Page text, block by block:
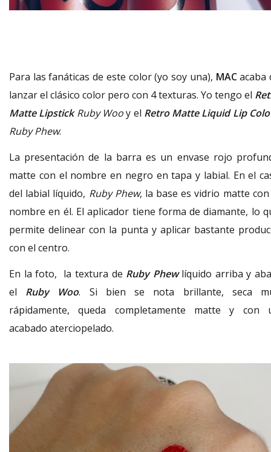
Para las fanáticas de este color (yo soy una), MACacaba
lanzar el clásico color pero con 4 texturas. Yo tengo el
Matte Lipstick Ruby Wooy el Retro Matte Liquid Lip
Ruby Phew.
La presentación de la barra es un envase rojo
matte con el nombre en negro en tapa y labial. En el
del labial líquido, Ruby Phew, la base es vidrio matte
nombre en él. El aplicador tiene forma de diamante, lo
permite delinear con la punta y aplicar bastante
con el centro.
En la foto, la textura de Ruby Phewlíquido arriba y
el Ruby Woo. Si bien se nota brillante, seca
rápidamente, queda completamente matte y con
acabado aterciopelado.